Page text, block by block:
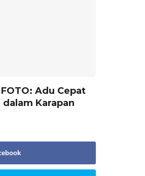
Adu Cepat
Karapan